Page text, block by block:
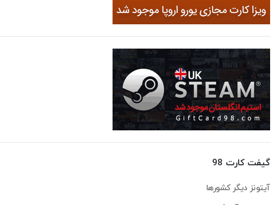
گیفت کارت 98
آیتونز دیگر کشورها